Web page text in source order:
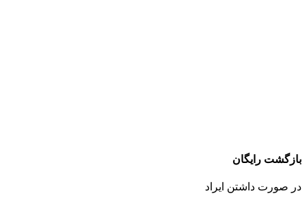
بازگشت رایگان
در صورت داشتن ایراد